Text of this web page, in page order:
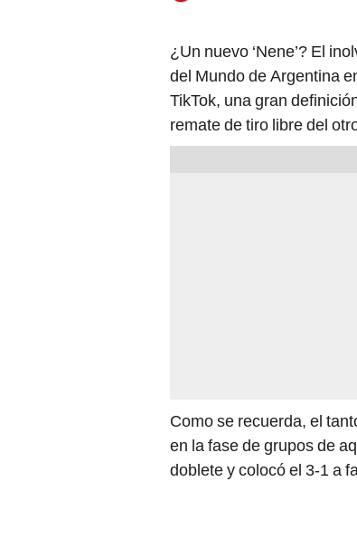
¿Un nuevo ‘Nene’? El
del Mundo de Argentina
TikTok, una gran
remate de tiro libre del
Como se recuerda, el
en la fase de grupos de
doblete y colocó el 3-1 a